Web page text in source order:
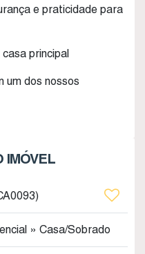
e praticidade para
principal
um dos nossos
IMÓVEL
» Casa/Sobrado